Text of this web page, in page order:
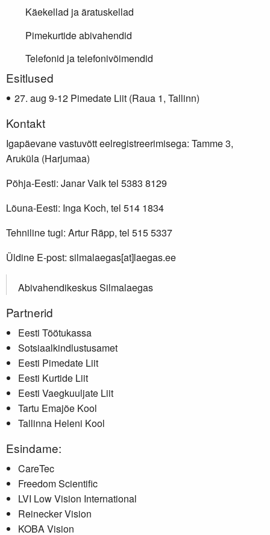
Käekellad ja äratuskellad
Pimekurtide abivahendid
Telefonid ja telefonivõimendid
Lisainfo
Esitlused
aug 9-12 Pimedate Liit (Raua 1, Tallinn)
Kontakt
Igapäevane vastuvõtt eelregistreerimisega: Tamme 3,
Aruküla (Harjumaa)
Põhja-Eesti: Janar Vaik tel 5383 8129
Lõuna-Eesti: Inga Koch, tel 514 1834
Tehniline tugi: Artur Räpp, tel 515 5337
Üldine E-post: silmalaegas[at]laegas.ee
Abivahendikeskus Silmalaegas
Partnerid
Eesti Töötukassa
Sotsiaalkindlustusamet
Eesti Pimedate Liit
Eesti Kurtide Liit
Eesti Vaegkuuljate Liit
Tartu Emajõe Kool
Tallinna Heleni Kool
Esindame:
CareTec
Freedom Scientific
LVI Low Vision International
Reinecker Vision
KOBA Vision